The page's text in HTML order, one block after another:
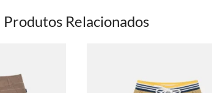
Produtos Relacionados